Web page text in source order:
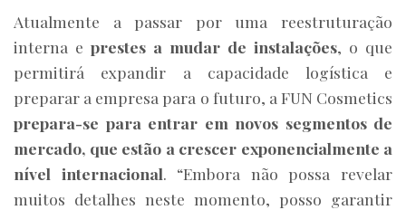
Atualmente a passar por uma reestruturação
interna e prestes a mudar de instalações, o que
permitirá expandir a capacidade logística e
preparar a empresa para o futuro, a FUN Cosmetics
prepara-se para entrar em novos segmentos de
mercado, que estão a crescer exponencialmente a
nível internacional. “Embora não possa revelar
muitos detalhes neste momento, posso garantir